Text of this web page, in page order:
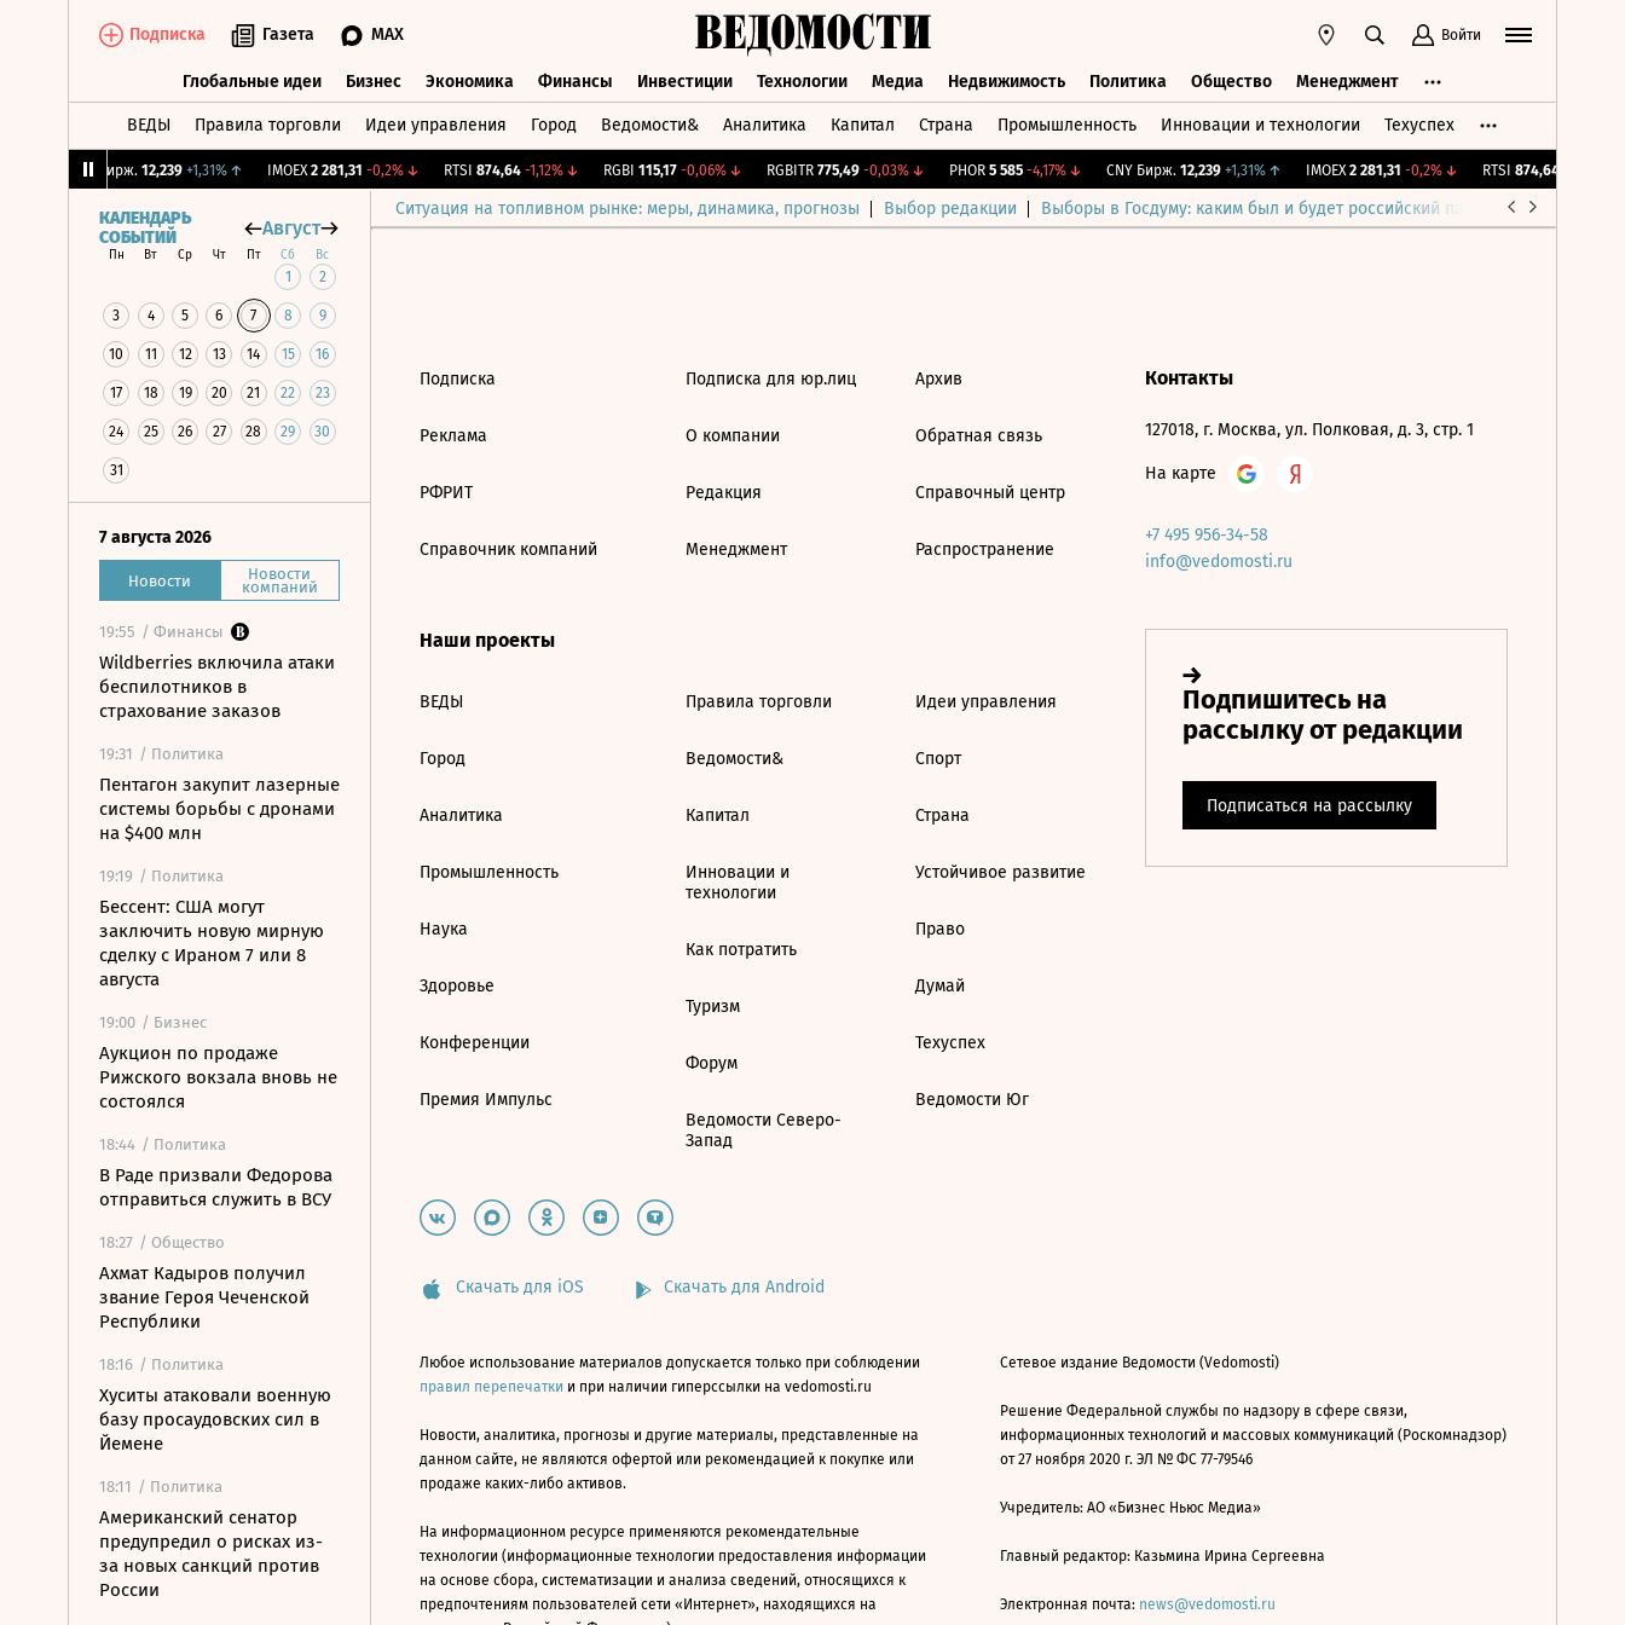
Подписка Газета MAX Войти
Глобальные идеи Бизнес Экономика Финансы Инвестиции Технологии Медиа Недвижимость Политика Общество Менеджмент
ВЕДЫ Правила торговли Идеи управления Город Ведомости& Аналитика Капитал Страна Промышленность Инновации и технологии Техуспех
CNY Бирж. 12,239 +1,31%↑ IMOEX 2 281,31 -0,2%↓ RTSI 874,64 -1,12%↓ RGBI 115,17 -0,06%↓ RGBITR 775,49 -0,03%↓ PHOR 5 585 -4,17%↓ CNY Бирж. 12,239 +1,31%↑ IMOEX 2 281,31 -0,2%↓ RTSI 874,64 -1,12%
Ситуация на топливном рынке: меры, динамика, прогнозы Выбор редакции Выборы в Госдуму: каким был и будет российский парламент
КАЛЕНДАРЬ
СОБЫТИЙ
Август
Пн Вт Ср Чт Пт Сб Вс
1 2
3 4 5 6 7 8 9
10 11 12 13 14 15 16
17 18 19 20 21 22 23
24 25 26 27 28 29 30
31
7 августа 2026
Новости Новости
компаний
19:55 / Финансы
Wildberries включила атаки
беспилотников в
страхование заказов
19:31 / Политика
Пентагон закупит лазерные
системы борьбы с дронами
на $400 млн
19:19 / Политика
Бессент: США могут
заключить новую мирную
сделку с Ираном 7 или 8
августа
19:00 / Бизнес
Аукцион по продаже
Рижского вокзала вновь не
состоялся
18:44 / Политика
В Раде призвали Федорова
отправиться служить в ВСУ
18:27 / Общество
Ахмат Кадыров получил
звание Героя Чеченской
Республики
18:16 / Политика
Хуситы атаковали военную
базу просаудовских сил в
Йемене
18:11 / Политика
Американский сенатор
предупредил о рисках из-
за новых санкций против
России
Подписка
Реклама
РФРИТ
Справочник компаний
Подписка для юр.лиц
О компании
Редакция
Менеджмент
Архив
Обратная связь
Справочный центр
Распространение
Наши проекты
ВЕДЫ
Город
Аналитика
Промышленность
Наука
Здоровье
Конференции
Премия Импульс
Правила торговли
Ведомости&
Капитал
Инновации и
технологии
Как потратить
Туризм
Форум
Ведомости Северо-
Запад
Идеи управления
Спорт
Страна
Устойчивое развитие
Право
Думай
Техуспех
Ведомости Юг
Контакты
127018, г. Москва, ул. Полковая, д. 3, стр. 1
На карте
+7 495 956-34-58
info@vedomosti.ru
Скачать для iOS Скачать для Android
Любое использование материалов допускается только при соблюдении
правил перепечатки и при наличии гиперссылки на vedomosti.ru
Новости, аналитика, прогнозы и другие материалы, представленные на
данном сайте, не являются офертой или рекомендацией к покупке или
продаже каких-либо активов.
На информационном ресурсе применяются рекомендательные
технологии (информационные технологии предоставления информации
на основе сбора, систематизации и анализа сведений, относящихся к
предпочтениям пользователей сети «Интернет», находящихся на
Сетевое издание Ведомости (Vedomosti)
Решение Федеральной службы по надзору в сфере связи,
информационных технологий и массовых коммуникаций (Роскомнадзор)
от 27 ноября 2020 г. ЭЛ № ФС 77-79546
Учредитель: АО «Бизнес Ньюс Медиа»
Главный редактор: Казьмина Ирина Сергеевна
Электронная почта: news@vedomosti.ru